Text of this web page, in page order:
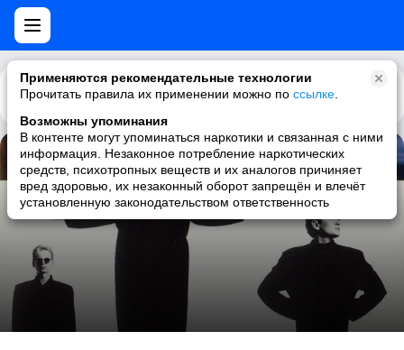
Применяются рекомендательные технологии
Прочитать правила их применении можно по ссылке
Возможны упоминания
В контенте могут упоминаться наркотики и связанная с ними
информация. Незаконное потребление наркотических
средств, психотропных веществ и их аналогов причиняет
вред здоровью, их незаконный оборот запрещён и влечёт
установленную законодательством ответственность
Каталог Рекомендации
Welcome, Machine Gun
Hubert Kah